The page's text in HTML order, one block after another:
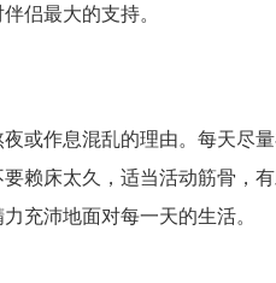
侣最大的支持。
或作息混乱的理由。每天尽
赖床太久，适当活动筋骨，
充沛地面对每一天的生活。